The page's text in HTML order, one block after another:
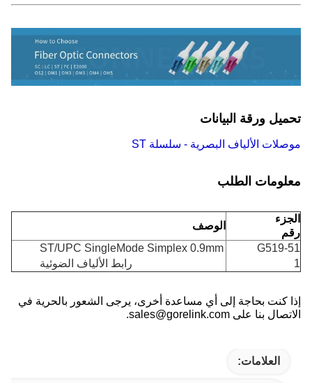
تحميل ورقة البيانات
موصلات الألياف البصرية - سلسلة ST
معلومات الطلب
الجزء
رقم
الوصف
G519-51
1
ST/UPC SingleMode Simplex 0.9mm
رابط الألياف الضوئية
إذا كنت بحاجة إلى أي مساعدة أخرى، يرجى الشعور بالحرية في
الاتصال بنا على sales@gorelink.com.
العلامات: